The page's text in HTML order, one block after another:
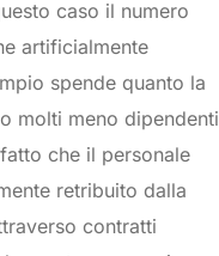
caso il numero
artificialmente
spende quanto la
molti meno dipendenti
che il personale
retribuito dalla
contratti